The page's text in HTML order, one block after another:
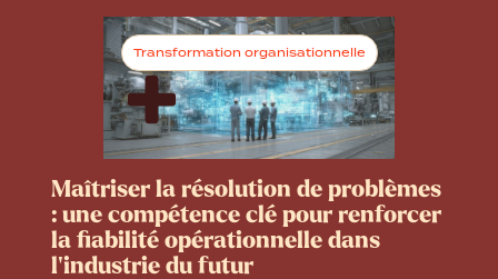
Transformation organisationnelle
Maîtriser la résolution de problèmes
: une compétence clé pour renforcer
la fiabilité opérationnelle dans
l’industrie du futur